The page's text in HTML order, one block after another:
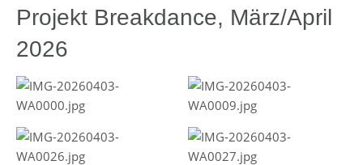
Projekt Breakdance, März/April
2026